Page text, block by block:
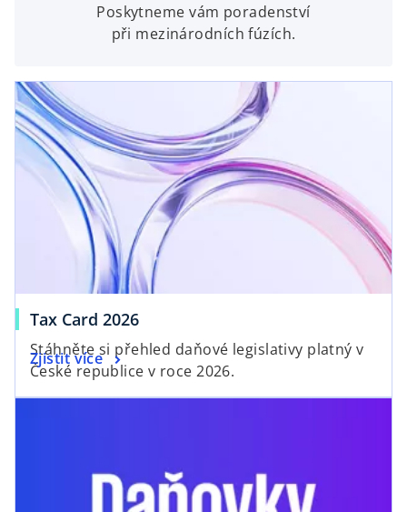
Poskytneme vám poradenství
při mezinárodních fúzích.
Tax Card 2026
Stáhněte si přehled daňové legislativy platný v
České republice v roce 2026.
Zjistit více
opens in a new tab